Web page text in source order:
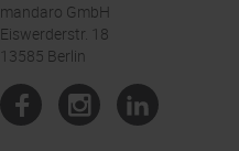
mandaro GmbH
Eiswerderstr. 18
13585 Berlin